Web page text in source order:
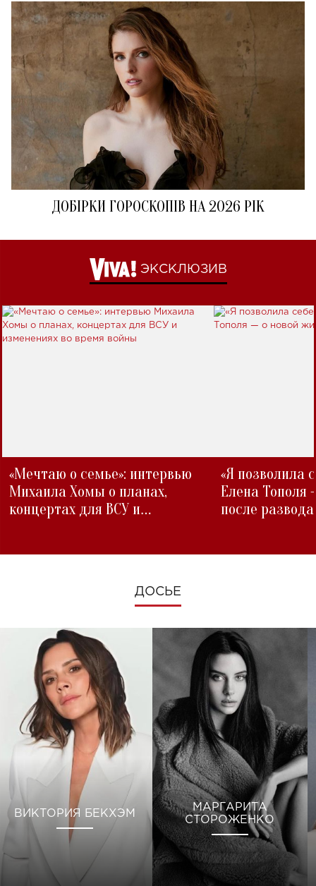
ДОБІРКИ ГОРОСКОПІВ НА 2026 РІК
ЭКСКЛЮЗИВ
«Мечтаю о семье»: интервью
Михаила Хомы о планах,
концертах для ВСУ и
«Я позволила
Елена Тополя
после развода
ДОСЬЕ
ВИКТОРИЯ БЕКХЭМ
МАРГАРИТА
СТОРОЖЕНКО